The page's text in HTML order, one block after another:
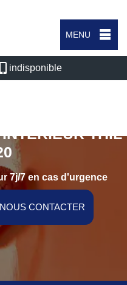
MENU
indisponible
THIL
7j/7 en cas d'urgence
NOUS CONTACTER